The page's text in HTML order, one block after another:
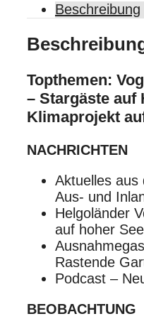
Beschreibung
Topthemen:
– Stargäste auf
Klimaprojekt
NACHRICHTEN
Aktuelles aus
Aus- und
Helgoländer
auf hoher See
Rastende
Podcast –
BEOBACHTUNG